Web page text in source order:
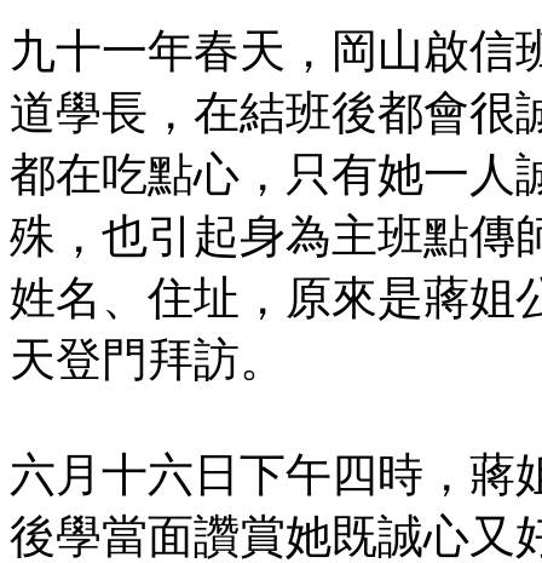
九十一年春天，岡山啟信
道學長，在結班後都會很
都在吃點心，只有她一人
殊，也引起身為主班點傳
姓名、住址，原來是蔣姐
天登門拜訪。
六月十六日下午四時，蔣
後學當面讚賞她既誠心又